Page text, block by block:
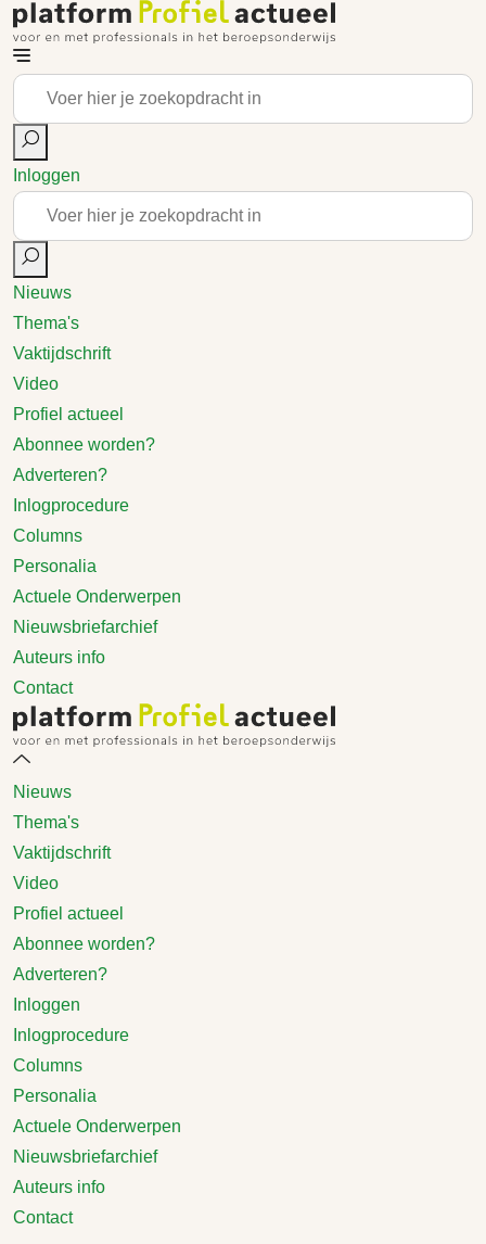
Inloggen
Nieuws
Thema's
Vaktijdschrift
Video
Profiel actueel
Abonnee worden?
Adverteren?
Inlogprocedure
Columns
Personalia
Actuele Onderwerpen
Nieuwsbriefarchief
Auteurs info
Contact
Nieuws
Thema's
Vaktijdschrift
Video
Profiel actueel
Abonnee worden?
Adverteren?
Inloggen
Inlogprocedure
Columns
Personalia
Actuele Onderwerpen
Nieuwsbriefarchief
Auteurs info
Contact